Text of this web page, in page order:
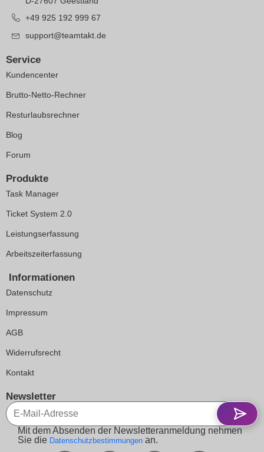
+49 925 192 999 67
support@teamtakt.de
Service
Kundencenter
Brutto-Netto-Rechner
Resturlaubsrechner
Blog
Forum
Produkte
Task Manager
Ticket System 2.0
Leistungserfassung
Arbeitszeiterfassung
Informationen
Datenschutz
Impressum
AGB
Widerrufsrecht
Kontakt
Newsletter
Mit dem Absenden der Newsletteranmeldung nehmen
Sie die Datenschutzbestimmungen an.